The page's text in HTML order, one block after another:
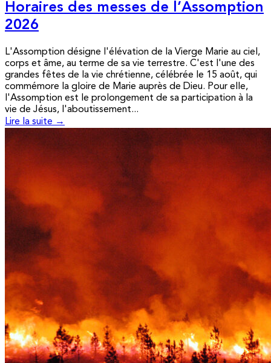
Horaires des messes de l’Assomption
2026
L'Assomption désigne l'élévation de la Vierge Marie au ciel,
corps et âme, au terme de sa vie terrestre. C'est l'une des
grandes fêtes de la vie chrétienne, célébrée le 15 août, qui
commémore la gloire de Marie auprès de Dieu. Pour elle,
l'Assomption est le prolongement de sa participation à la
vie de Jésus, l'aboutissement...
Lire la suite →